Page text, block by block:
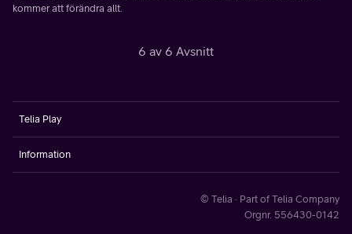
kommer att förändra allt.
6 av 6 Avsnitt
Telia Play
Information
© Telia · Part of Telia Company
Orgnr. 556430-0142